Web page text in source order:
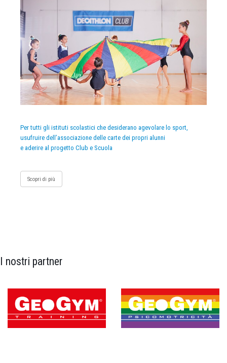
Per tutti gli istituti scolastici che desiderano agevolare lo sport,
usufruire dell’associazione delle carte dei propri alunni
e aderire al progetto Club e Scuola
Scopri di più
I nostri partner